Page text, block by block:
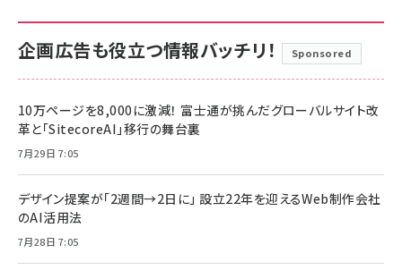
企画広告も役立つ情報バッチリ！ Sponsored
10万ページを8,000に激減！ 富士通が挑んだグローバルサイト改
革と「SitecoreAI」移行の舞台裏
7月29日 7:05
デザイン提案が「2週間→2日に」 設立22年を迎えるWeb制作会社
のAI活用法
7月28日 7:05